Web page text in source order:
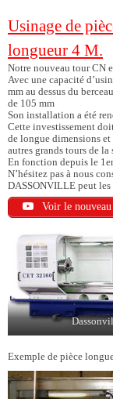
Usinage de
longueur 4 M.
Notre nouveau tour CN
Avec une capacité
mm au dessus du
de 105 mm
Son installation a été
Cette investissement
de longue dimensions
autres grands tours de la
En fonction depuis le
N’hésitez pas à nous
DASSONVILLE peut
Voir le
Exemple de pièce